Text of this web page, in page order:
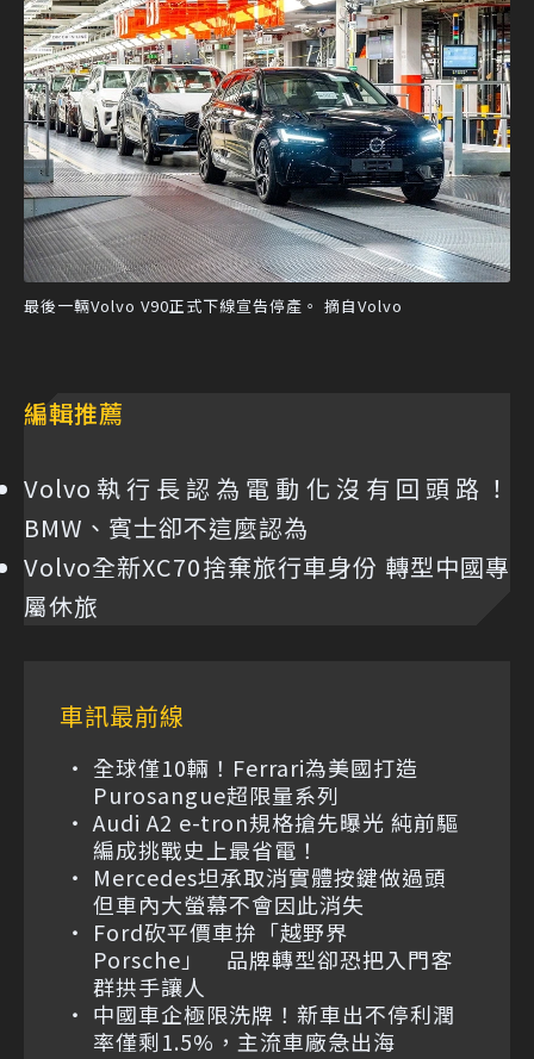
最後一輛Volvo V90正式下線宣告停產。 摘自Volvo
編輯推薦
Volvo執行長認為電動化沒有回頭路！
BMW、賓士卻不這麼認為
Volvo全新XC70捨棄旅行車身份 轉型中國專
屬休旅
車訊最前線
全球僅10輛！Ferrari為美國打造
Purosangue超限量系列
Audi A2 e-tron規格搶先曝光 純前驅
編成挑戰史上最省電！
Mercedes坦承取消實體按鍵做過頭
但車內大螢幕不會因此消失
Ford砍平價車拚「越野界
Porsche」 品牌轉型卻恐把入門客
群拱手讓人
中國車企極限洗牌！新車出不停利潤
率僅剩1.5%，主流車廠急出海